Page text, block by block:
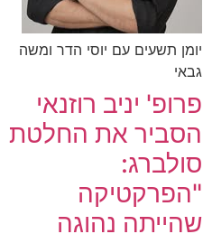
יומן תשעים עם יוסי הדר ומשה
גבאי
פרופ' יניב רוזנאי
הסביר את החלטת
סולברג:
"הפרקטיקה
שהייתה נהוגה